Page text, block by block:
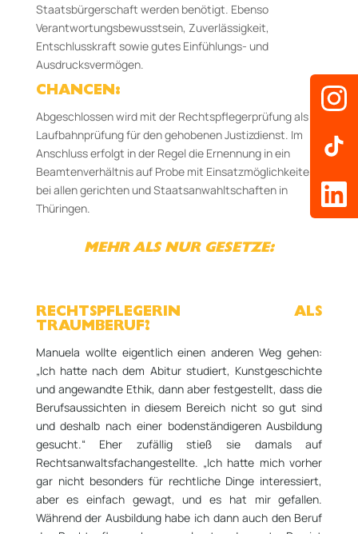
Staats­bürgerschaft werden benötigt. Ebenso
Verantwortungsbewusstsein, Zu­verlässigkeit,
Entschluss­kraft sowie gutes Einfühlungs- und
Ausdrucks­vermögen.
CHANCEN:
Abgeschlossen wird mit der Rechtspflegerprüfung als
Laufbahnprüfung für den gehobenen Justizdienst. Im
Anschluss erfolgt in der Regel die Ernennung in ein
Beamtenverhältnis auf Probe mit Einsatzmöglichkeiten
bei allen gerichten und Staatsanwahltschaften in
Thüringen.
MEHR ALS NUR GESETZE:
RECHTSPFLEGERIN ALS
TRAUMBERUF?
Manuela wollte eigentlich einen anderen Weg gehen:
„Ich hatte nach dem Abitur studiert, Kunstgeschichte
und angewandte Ethik, dann aber festgestellt, dass die
Berufsaussichten in diesem Bereich nicht so gut sind
und deshalb nach einer bodenständigeren Ausbildung
gesucht.“ Eher zufällig stieß sie damals auf
Rechtsanwaltsfachangestellte. „Ich hatte mich vorher
gar nicht besonders für rechtliche Dinge interessiert,
aber es einfach gewagt, und es hat mir gefallen.
Während der Ausbildung habe ich dann auch den Beruf